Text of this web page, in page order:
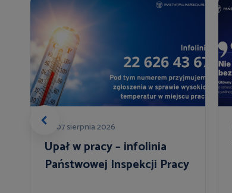
07 sierpnia 2026
Upał w pracy – infolinia
Państwowej Inspekcji Pracy